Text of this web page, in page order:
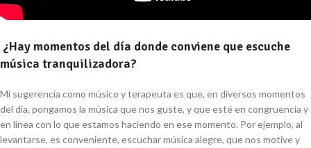
¿Hay momentos del día donde conviene que escuche
música tranquilizadora?
Mi sugerencia como músico y terapeuta es que, en diversos momentos
del día, pongamos la música que nos guste, y que esté en congruencia y
en línea con lo que estamos haciendo en ese momento. Por ejemplo, al
levantarse, es conveniente, escuchar música alegre, que nos motive y